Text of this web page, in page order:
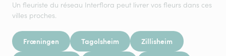
Un fleuriste du réseau Interflora peut livrer vos fleurs dans ces
villes proches.
Frœningen Tagolsheim Zillisheim